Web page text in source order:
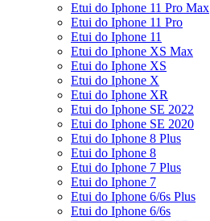
Etui do Iphone 11 Pro Max
Etui do Iphone 11 Pro
Etui do Iphone 11
Etui do Iphone XS Max
Etui do Iphone XS
Etui do Iphone X
Etui do Iphone XR
Etui do Iphone SE 2022
Etui do Iphone SE 2020
Etui do Iphone 8 Plus
Etui do Iphone 8
Etui do Iphone 7 Plus
Etui do Iphone 7
Etui do Iphone 6/6s Plus
Etui do Iphone 6/6s